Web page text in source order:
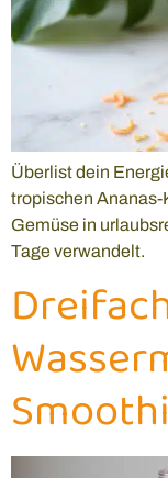
Überlist dein
tropischen
Gemüse in
Tage verwandelt.